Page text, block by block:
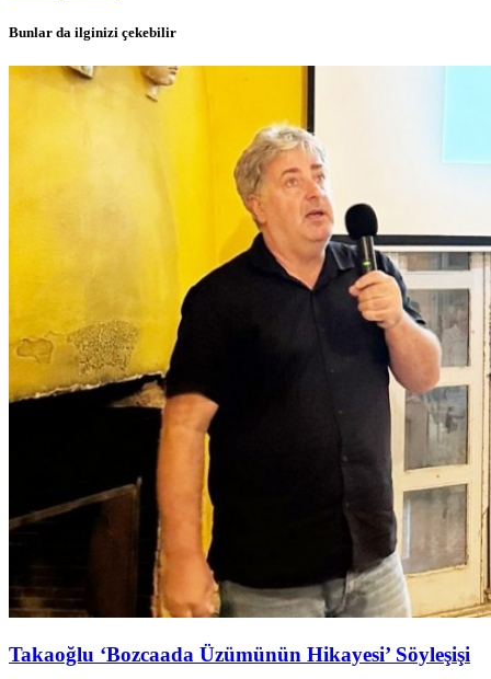
Bunlar da ilginizi çekebilir
Takaoğlu ‘Bozcaada Üzümünün Hikayesi’ Söyleşişi